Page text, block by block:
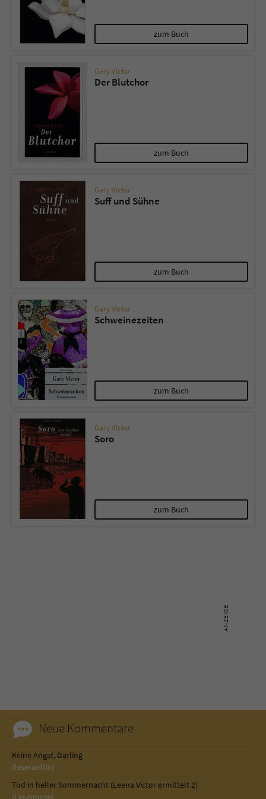
zum Buch
Gary Victor
Der Blutchor
zum Buch
Gary Victor
Suff und Sühne
zum Buch
Gary Victor
Schweinezeiten
zum Buch
Gary Victor
Soro
zum Buch
Neue Kommentare
Keine Angst, Darling
(leseraettin)
Tod in heller Sommernacht (Leena Victor ermittelt 2)
(Lesemone)
Laufzeit 1 Jahr
Laufzeit Session
Zweck
Sicherheitscode des Kontaktformulars zu
überprüfen.